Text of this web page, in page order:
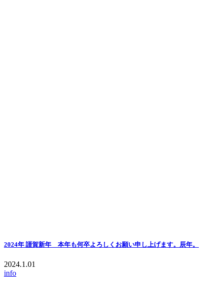
2024年 謹賀新年 本年も何卒よろしくお願い申し上げます。辰年。
2024.1.01
info